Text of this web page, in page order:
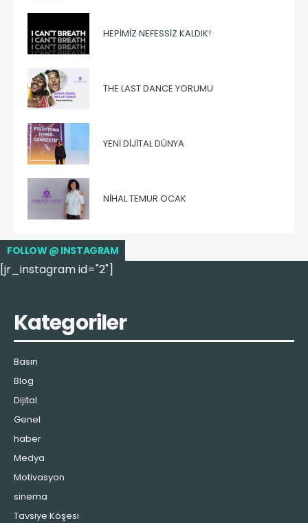
HEPIMIZ NEFESSIZ KALDIK!
THE LAST DANCE YORUMU
YENI DIJITAL DÜNYA
NIHAL TEMUR OCAK
FOLLOW @ INSTAGRAM
[jr_instagram id="2"]
Kategoriler
Basın
Blog
Dijital
Genel
haber
Medya
Motivasyon
sinema
Tavsiye Köşesi